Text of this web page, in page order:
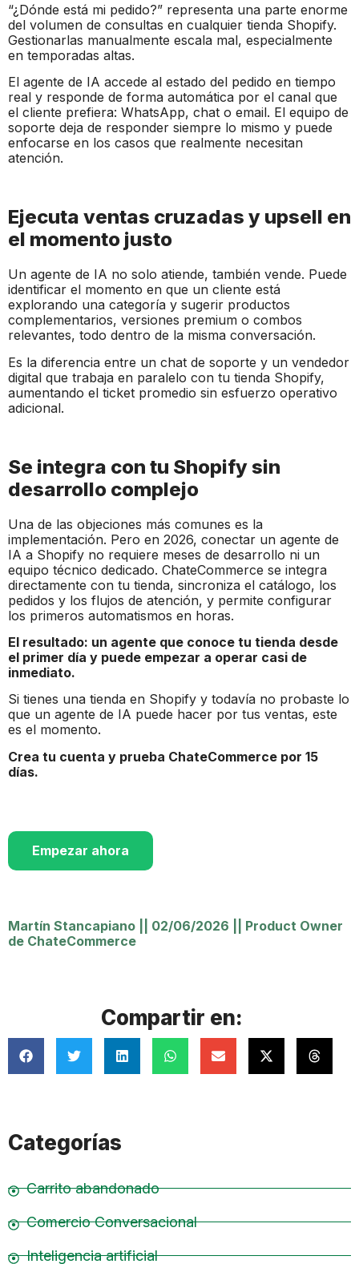
“¿Dónde está mi pedido?” representa una parte enorme
del volumen de consultas en cualquier tienda Shopify.
Gestionarlas manualmente escala mal, especialmente
en temporadas altas.
El agente de IA accede al estado del pedido en tiempo
real y responde de forma automática por el canal que
el cliente prefiera: WhatsApp, chat o email. El equipo de
soporte deja de responder siempre lo mismo y puede
enfocarse en los casos que realmente necesitan
atención.
Ejecuta ventas cruzadas y upsell en
el momento justo
Un agente de IA no solo atiende, también vende. Puede
identificar el momento en que un cliente está
explorando una categoría y sugerir productos
complementarios, versiones premium o combos
relevantes, todo dentro de la misma conversación.
Es la diferencia entre un chat de soporte y un vendedor
digital que trabaja en paralelo con tu tienda Shopify,
aumentando el ticket promedio sin esfuerzo operativo
adicional.
Se integra con tu Shopify sin
desarrollo complejo
Una de las objeciones más comunes es la
implementación. Pero en 2026, conectar un agente de
IA a Shopify no requiere meses de desarrollo ni un
equipo técnico dedicado. ChateCommerce se integra
directamente con tu tienda, sincroniza el catálogo, los
pedidos y los flujos de atención, y permite configurar
los primeros automatismos en horas.
El resultado: un agente que conoce tu tienda desde
el primer día y puede empezar a operar casi de
inmediato.
Si tienes una tienda en Shopify y todavía no probaste lo
que un agente de IA puede hacer por tus ventas, este
es el momento.
Crea tu cuenta y prueba ChateCommerce por 15
días.
Empezar ahora
Martín Stancapiano 02/06/2026
Product Owner
de ChateCommerce
Compartir en:
Categorías
Carrito abandonado
Comercio Conversacional
Inteligencia artificial